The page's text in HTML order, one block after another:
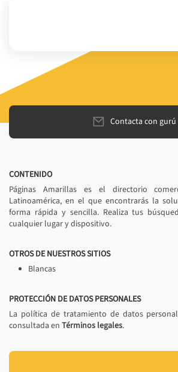
Contacta con gurú
CONTENIDO
Páginas Amarillas es el directorio
Latinoamérica, en el que encontrarás la
forma rápida y sencilla. Realiza tus
cualquier lugar y dispositivo.
OTROS DE NUESTROS SITIOS
Blancas
PROTECCIÓN DE DATOS PERSONALES
La política de tratamiento de datos
consultada en Términos legales.